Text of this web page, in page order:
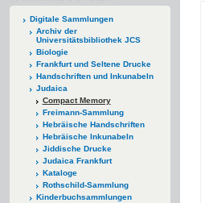
Digitale Sammlungen
Archiv der
Universitätsbibliothek JCS
Biologie
Frankfurt und Seltene Drucke
Handschriften und Inkunabeln
Judaica
Compact Memory
Freimann-Sammlung
Hebräische Handschriften
Hebräische Inkunabeln
Jiddische Drucke
Judaica Frankfurt
Kataloge
Rothschild-Sammlung
Kinderbuchsammlungen